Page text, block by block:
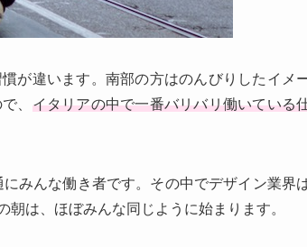
が違います。南部の方はのんびりしたイメ
、 イタリアの中で一番バリバリ働いている
みんな働き者です。その中でデザイン業界
は、ほぼみんな同じように始まります。